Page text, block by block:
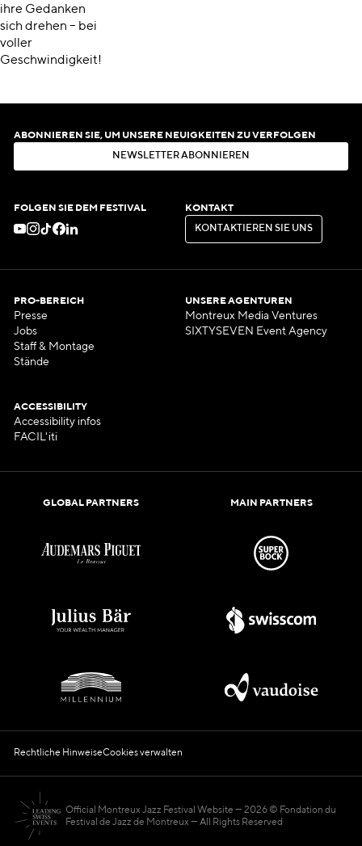
ihre Gedanken
sich drehen – bei
voller
Geschwindigkeit!
ABONNIEREN SIE, UM UNSERE NEUIGKEITEN ZU VERFOLGEN
N EWSLET ERABON N EREN
FOLGEN SIE DEM FESTIVAL KONTAKT
KON AKT EREN SI E UN S
KONTAKTIERENSIEUNS
PRO-BEREICH
Presse
Jobs
Staff & Montage
Stände
UNSERE AGENTUREN
Montreux Media Ventures
SIXTYSEVEN Event Agency
ACCESSIBILITY
Accessibility infos
FACIL'iti
GLOBAL PARTNERS MAIN PARTNERS
Rechtliche HinweiseCookies verwalten
Official Montreux Jazz Festival Website
2026 © Fondation du
Festival de Jazz de Montreux — All Rights Reserved